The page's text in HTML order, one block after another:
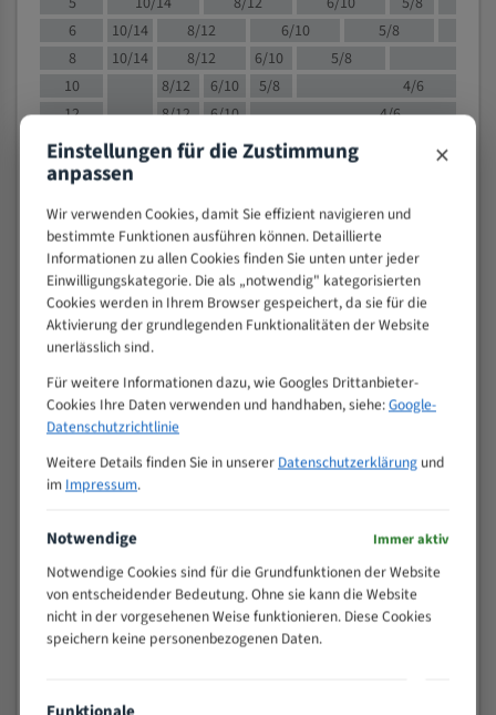
6
10/14 8/12 6/10
5/8
8
10/14 8/12 6/10 5/8
10
8/12 6/10 5/8
4/6
12
8/12 6/10
4/6
15
8/12 6/10
4/5
20
50
4/5
80
> 100
VOLLMATERIAL
M (mm)
Zoll (ZpZ))
>
25
10/14
15 - 40
8/12
25 - 50
50 - 120
80 - 180
3/4
130 -
350
2/3
150 -
Einstellungen für die Zustimmung
anpassen ×
Wir verwenden Cookies, damit Sie effizient navigieren und
bestimmte Funktionen ausführen können. Detaillierte
Informationen zu allen Cookies finden Sie unten unter jeder
Einwilligungskategorie. Die als „notwendig" kategorisierten
Cookies werden in Ihrem Browser gespeichert, da sie für die
Aktivierung der grundlegenden Funktionalitäten der Website
unerlässlich sind.
Für weitere Informationen dazu, wie Googles Drittanbieter-
Cookies Ihre Daten verwenden und handhaben, siehe:Google-
Datenschutzrichtlinie
Weitere Details finden Sie in unserer Datenschutzerklärungund
im Impressum.
Notwendige Immer aktiv
Notwendige Cookies sind für die Grundfunktionen der Website
von entscheidender Bedeutung. Ohne sie kann die Website
nicht in der vorgesehenen Weise funktionieren. Diese Cookies
speichern keine personenbezogenen Daten.